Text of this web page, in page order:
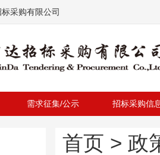
采购有限公司
需求征集/公示 招标采购信
首页 > 政